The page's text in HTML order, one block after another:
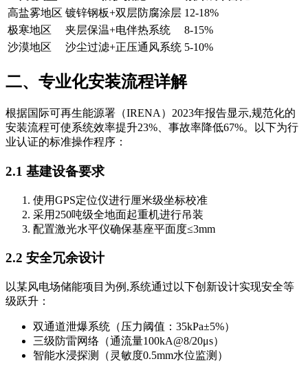
高盐雾地区 镀锌钢板+双层防腐涂层 12-18%
极寒地区
夹层保温+电伴热系统
8-15%
沙漠地区
沙尘过滤+正压通风系统 5-10%
二、专业化安装流程详解
根据国际可再生能源署（IRENA）2023年报告显示,规范化的
安装流程可使系统效率提升23%、事故率降低67%。以下为行
业认证的标准操作程序：
2.1 基建设备要求
使用GPS定位仪进行厘米级坐标校准
采用250吨级全地面起重机进行吊装
配置激光水平仪确保基座平面度≤3mm
2.2 安全冗余设计
以某风电场储能项目为例,系统通过以下创新设计实现安全等
级跃升：
双通道泄爆系统（压力阈值：35kPa±5%）
三级防雷网络（通流量100kA@8/20μs）
智能水浸探测（灵敏度0.5mm水位监测）